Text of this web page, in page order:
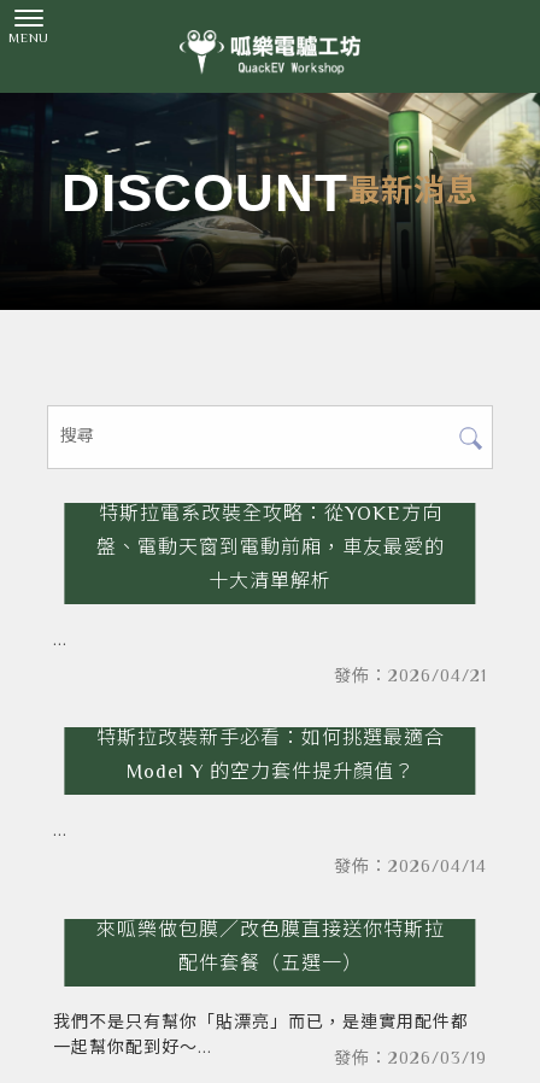
最新消息
特斯拉電系改裝全攻略：從YOKE方向
盤、電動天窗到電動前廂，車友最愛的
十大清單解析
發佈：2026/04/21
特斯拉改裝新手必看：如何挑選最適合
Model Y 的空力套件提升顏值？
發佈：2026/04/14
來呱樂做包膜／改色膜直接送你特斯拉
配件套餐（五選一）
發佈：2026/03/19
我們不是只有幫你「貼漂亮」而已，是連實用配件都
一起幫你配到好～